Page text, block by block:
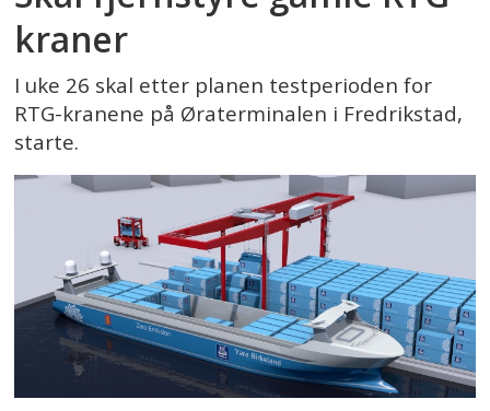
kraner
I uke 26 skal etter planen testperioden for
RTG-kranene på Øraterminalen i Fredrikstad,
starte.